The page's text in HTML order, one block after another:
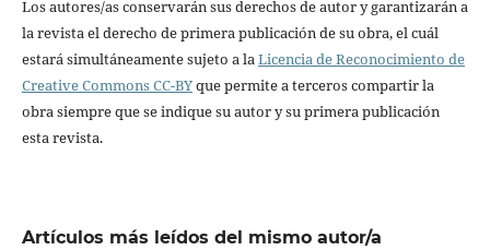
Los autores/as conservarán sus derechos de autor y garantizarán a
la revista el derecho de primera publicación de su obra, el cuál
estará simultáneamente sujeto a laLicencia de Reconocimiento de
Creative Commons CC-BYque permite a terceros compartir la
obra siempre que se indique su autor y su primera publicación
esta revista.
Artículos más leídos del mismo autor/a